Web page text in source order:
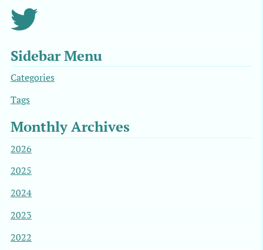
Sidebar Menu
Categories
Tags
Monthly Archives
2026
2025
2024
2023
2022